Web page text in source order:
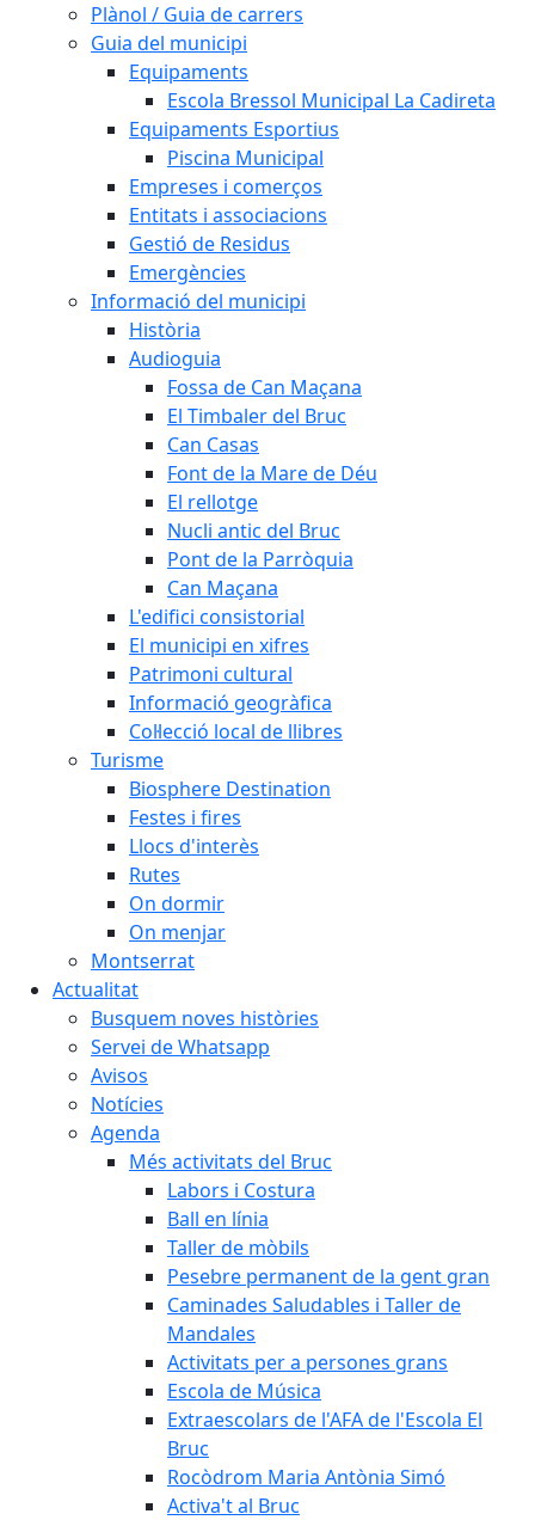
Plànol / Guia de carrers
Guia del municipi
Equipaments
Escola Bressol Municipal La Cadireta
Equipaments Esportius
Piscina Municipal
Empreses i comerços
Entitats i associacions
Gestió de Residus
Emergències
Informació del municipi
Història
Audioguia
Fossa de Can Maçana
El Timbaler del Bruc
Can Casas
Font de la Mare de Déu
El rellotge
Nucli antic del Bruc
Pont de la Parròquia
Can Maçana
L'edifici consistorial
El municipi en xifres
Patrimoni cultural
Informació geogràfica
Col·lecció local de llibres
Turisme
Biosphere Destination
Festes i fires
Llocs d'interès
Rutes
On dormir
On menjar
Montserrat
Actualitat
Busquem noves històries
Servei de Whatsapp
Avisos
Notícies
Agenda
Més activitats del Bruc
Labors i Costura
Ball en línia
Taller de mòbils
Pesebre permanent de la gent gran
Caminades Saludables i Taller de
Mandales
Activitats per a persones grans
Escola de Música
Extraescolars de l'AFA de l'Escola El
Bruc
Rocòdrom Maria Antònia Simó
Activa't al Bruc